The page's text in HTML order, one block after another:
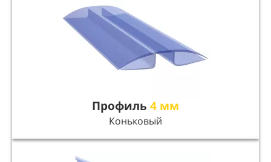
Профиль 4 мм
Коньковый